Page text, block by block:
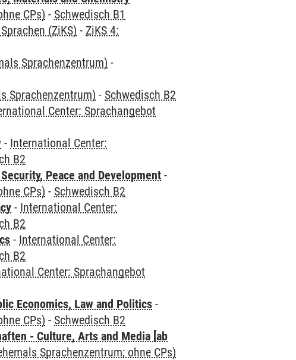
CPs) - Schwedisch B1
(ZiKS) - ZiKS 4:
Sprachenzentrum) -
Sprachenzentrum) - Schwedisch B2
Center: Sprachangebot
- International Center:
B2
Peace and Development -
CPs) - Schwedisch B2
- International Center:
B2
- International Center:
B2
Center: Sprachangebot
Economics, Law and Politics -
CPs) - Schwedisch B2
- Culture, Arts and Media [ab
Sprachenzentrum; ohne CPs)